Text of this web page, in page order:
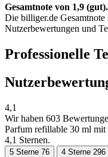
Gesamtnote von 1,9 (gut).
Die billiger.de Gesamtnote
Nutzerbewertungen und
Professionelle
4,1
Wir haben 603
Parfum refillable 30 ml
4,1 Sternen.
5 Sterne 76 4 Sterne 296